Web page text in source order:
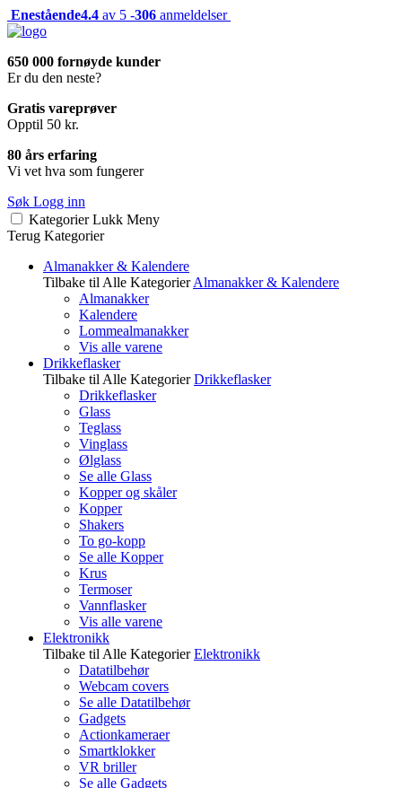
Enestående4.4 av 5 -306 anmeldelser
650 000 fornøyde kunder
Er du den neste?
Gratis vareprøver
Opptil 50 kr.
80 års erfaring
Vi vet hva som fungerer
Søk Logg inn
Kategorier Lukk Meny
Terug Kategorier
Almanakker & Kalendere
Tilbake til Alle Kategorier Almanakker & Kalendere
Almanakker
Kalendere
Lommealmanakker
Vis alle varene
Drikkeflasker
Tilbake til Alle Kategorier Drikkeflasker
Drikkeflasker
Glass
Teglass
Vinglass
Ølglass
Se alle Glass
Kopper og skåler
Kopper
Shakers
To go-kopp
Se alle Kopper
Krus
Termoser
Vannflasker
Vis alle varene
Elektronikk
Tilbake til Alle Kategorier Elektronikk
Datatilbehør
Webcam covers
Se alle Datatilbehør
Gadgets
Actionkameraer
Smartklokker
VR briller
Se alle Gadgets